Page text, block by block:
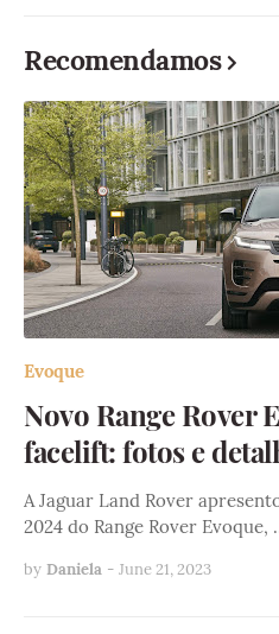
Recomendamos
Evoque
Novo Range Rover
facelift: fotos e
A Jaguar Land Rover
2024 do Range Rover Evoque,
by Daniela - June 21, 2023